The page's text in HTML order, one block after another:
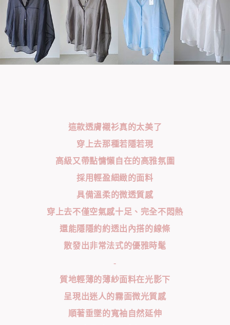
這款透膚襯衫真的太美了
穿上去那種若隱若現
高級又帶點慵懶自在的高雅氛圍
採用輕盈細緻的面料
具備溫柔的微透質感
穿上去不僅空氣感十足、完全不悶熱
還能隱隱約約透出內搭的線條
散發出非常法式的優雅時髦
-
質地輕薄的薄紗面料在光影下
呈現出迷人的霧面微光質感
順著垂墜的寬袖自然延伸